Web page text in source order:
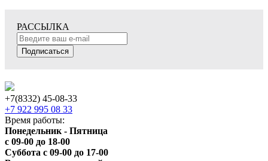
РАССЫЛКА
Подписаться
+7(8332) 45-08-33
+7 922 995 08 33
Время работы:
Понедельник - Пятница
с 09-00 до 18-00
Суббота с 09-00 до 17-00